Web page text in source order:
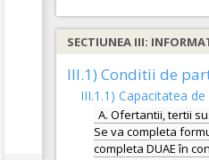
SECTIUNEA III:
III.1) Conditii de
III.1.1) Capacitatea
A. Ofertantii, tertii
Se va completa
completa DUAE în